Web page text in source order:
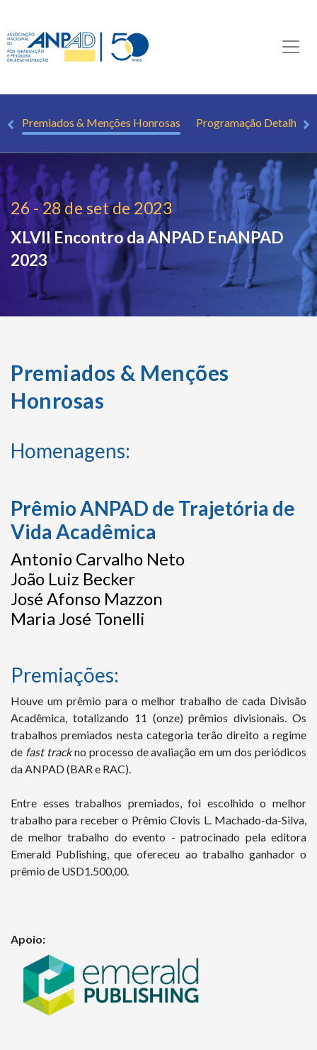
Premiados & Menções Honrosas Programação Detalhada
26 - 28 de set de 2023
XLVII Encontro da ANPAD EnANPAD
2023
Premiados & Menções
Honrosas
Homenagens:
Prêmio ANPAD de Trajetória de
Vida Acadêmica
Antonio Carvalho Neto
João Luiz Becker
José Afonso Mazzon
Maria José Tonelli
Premiações:
Houve um prêmio para o melhor trabalho de cada Divisão
Acadêmica, totalizando 11 (onze) prêmios divisionais. Os
trabalhos premiados nesta categoria terão direito a regime
de fast trackno processo de avaliação em um dos periódicos
da ANPAD (BAR e RAC).
Entre esses trabalhos premiados, foi escolhido o melhor
trabalho para receber o Prêmio Clovis L. Machado-da-Silva,
de melhor trabalho do evento - patrocinado pela editora
Emerald Publishing, que ofereceu ao trabalho ganhador o
prêmio de USD1.500,00.
Apoio: